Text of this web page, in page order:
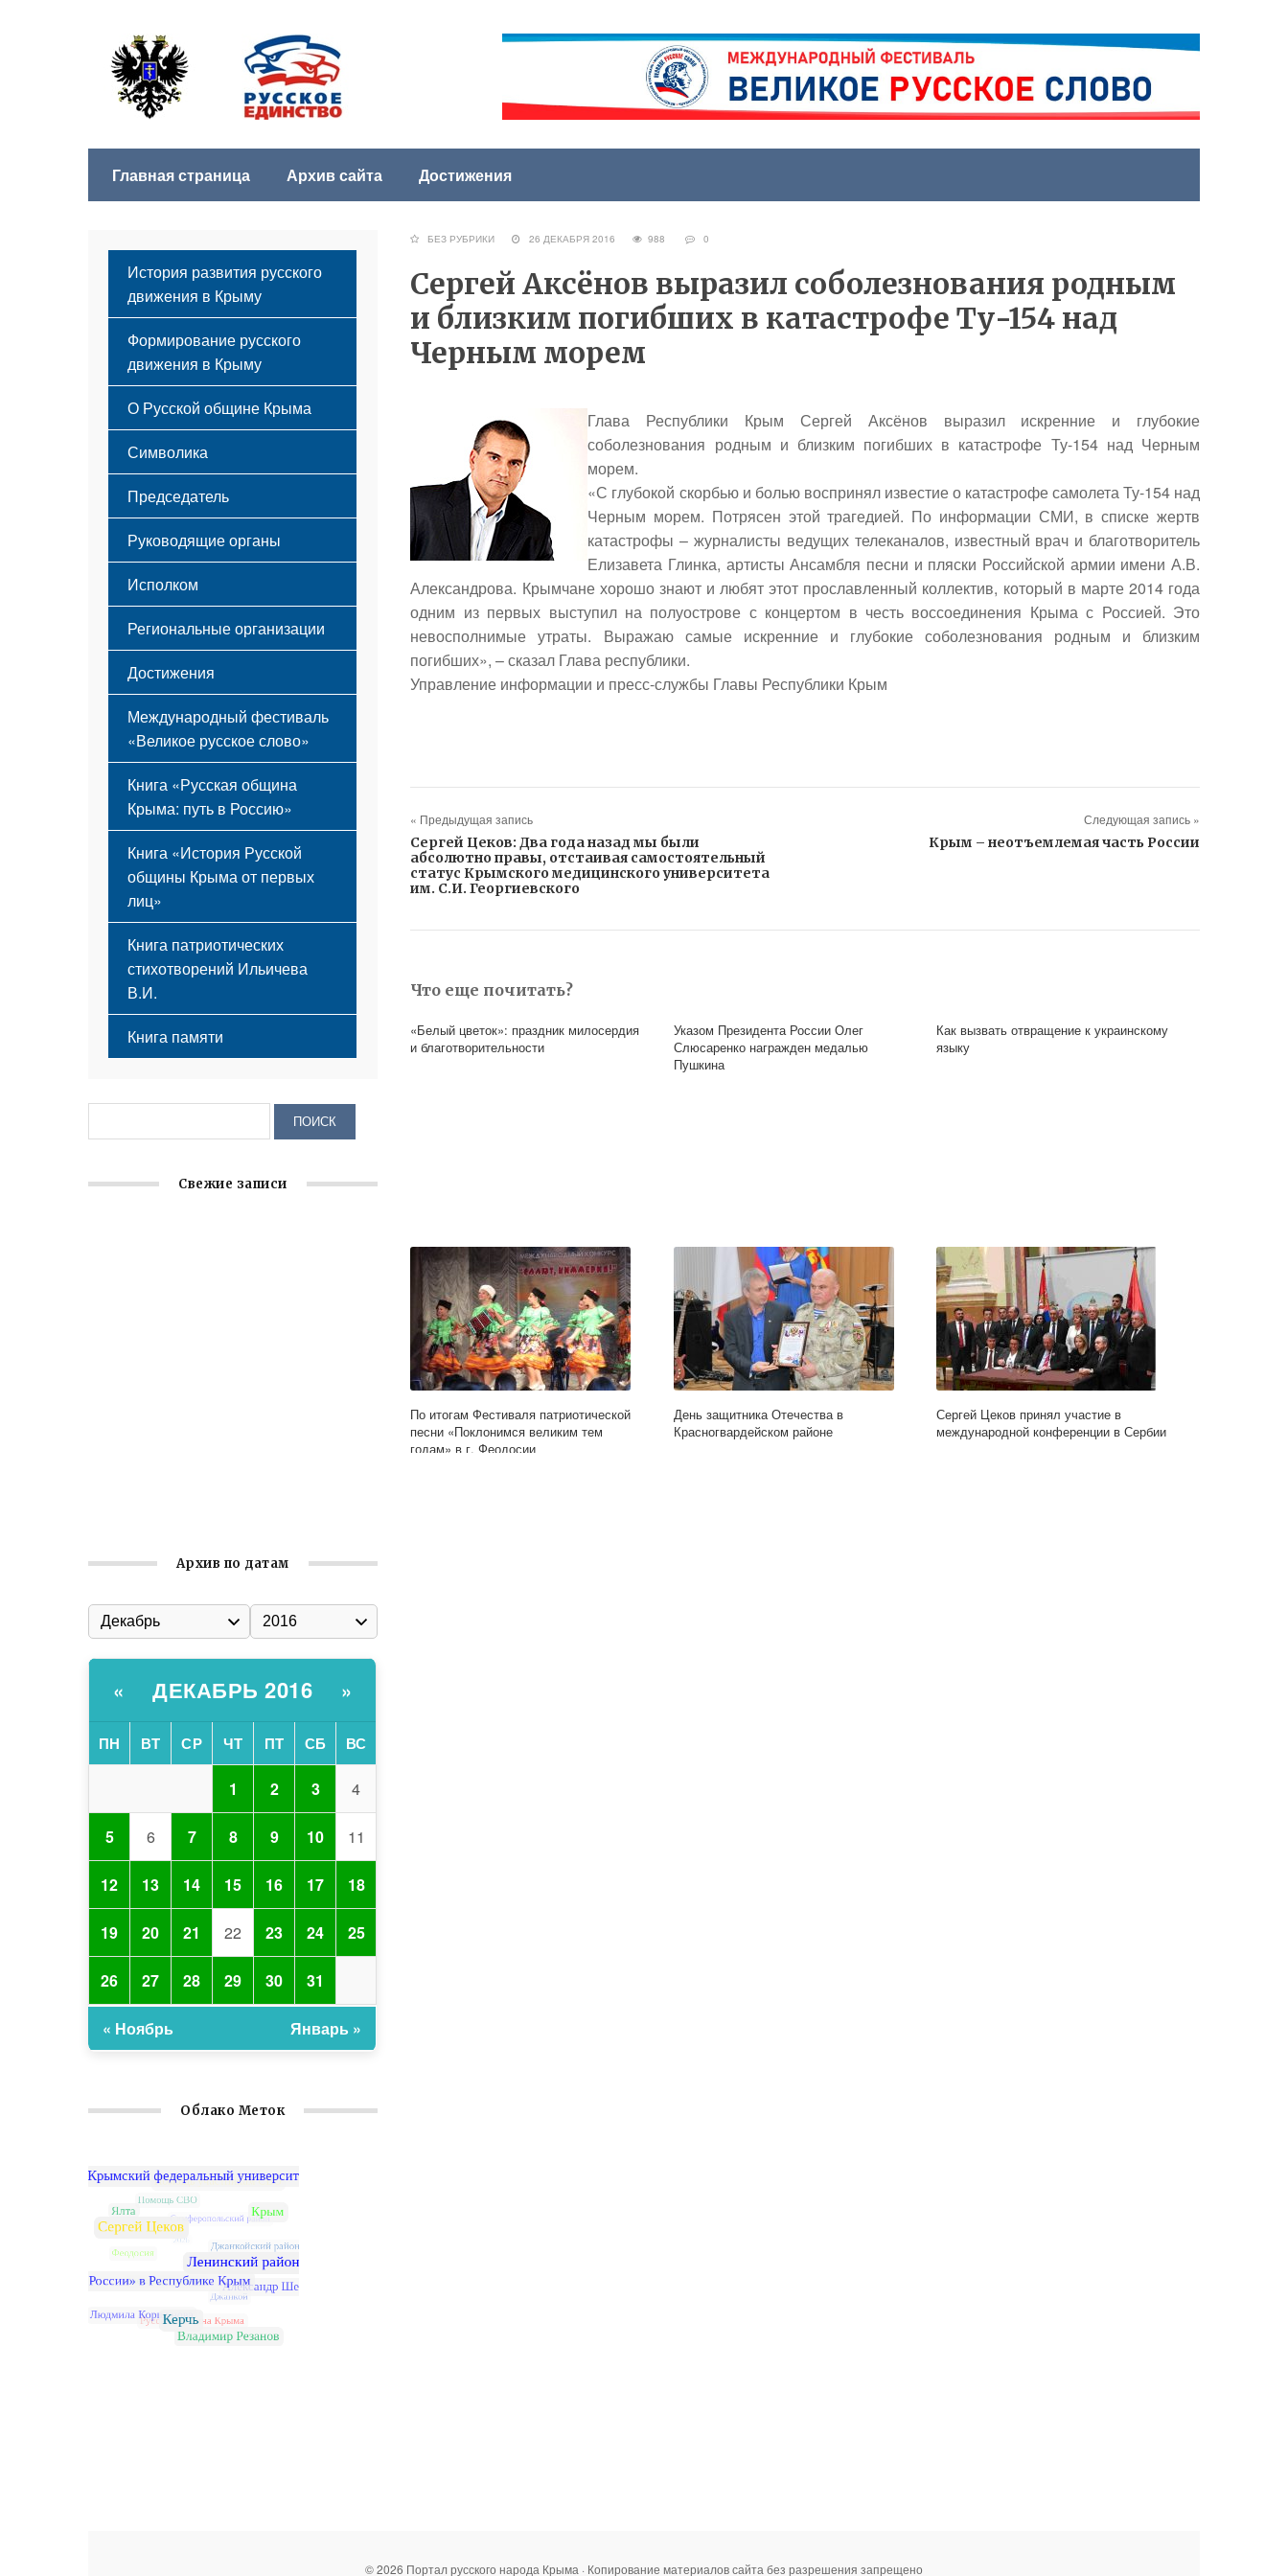
Главная страница Архив сайта Достижения
БЕЗ РУБРИКИ 26 ДЕКАБРЯ 2016 988 0
Сергей Аксёнов выразил соболезнования родным
и близким погибших в катастрофе Ту-154 над
Черным морем
Глава Республики Крым Сергей Аксёнов выразил искренние и глубокие
соболезнования родным и близким погибших в катастрофе Ту-154 над Черным
морем.
«С глубокой скорбью и болью воспринял известие о катастрофе самолета Ту-154 над
Черным морем. Потрясен этой трагедией. По информации СМИ, в списке жертв
катастрофы – журналисты ведущих телеканалов, известный врач и благотворитель
Елизавета Глинка, артисты Ансамбля песни и пляски Российской армии имени А.В.
Александрова. Крымчане хорошо знают и любят этот прославленный коллектив, который в марте 2014 года
одним из первых выступил на полуострове с концертом в честь воссоединения Крыма с Россией. Это
невосполнимые утраты. Выражаю самые искренние и глубокие соболезнования родным и близким
погибших», – сказал Глава республики.
Управление информации и пресс-службы Главы Республики Крым
« Предыдущая запись
Сергей Цеков: Два года назад мы были
абсолютно правы, отстаивая самостоятельный
статус Крымского медицинского университета
им. С.И. Георгиевского
Следующая запись »
Крым – неотъемлемая часть России
Что еще почитать?
«Белый цветок»: праздник милосердия
и благотворительности
Указом Президента России Олег
Слюсаренко награжден медалью
Пушкина
Как вызвать отвращение к украинскому
языку
По итогам Фестиваля патриотической
песни «Поклонимся великим тем
годам» в г. Феодосии
День защитника Отечества в
Красногвардейском районе
Сергей Цеков принял участие в
международной конференции в Сербии
История развития русского
движения в Крыму
Формирование русского
движения в Крыму
Русский Крым
О Русской общине Крыма
Этапы становления
Принципы деятельности
Структура
Мероприятия
Символика
Флаг
Герб
Гимн
Председатель
Руководящие органы
Исполком
Региональные организации
Достижения
Международный фестиваль
«Великое русское слово»
Книга «Русская община
Крыма: путь в Россию»
Книга «История Русской
общины Крыма от первых
лиц»
Книга патриотических
стихотворений Ильичева
В.И.
Книга памяти
Свежие записи
Архив по датам
« ДЕКАБРЬ 2016 »
ПН ВТ СР ЧТ ПТ СБ ВС
1 2 3 4
5 6 7 8 9 10 11
12 13 14 15 16 17 18
19 20 21 22 23 24 25
26 27 28 29 30 31
« Ноябрь Январь »
Облако Меток
© 2026 Портал русского народа Крыма · Копирование материалов сайта без разрешения запрещено